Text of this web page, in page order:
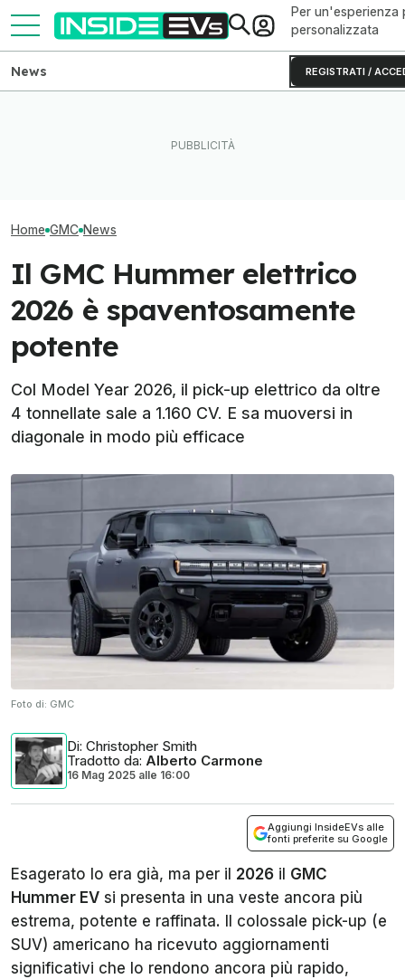
Per un'esperienza
personalizzata
REGISTRATI /
News
Home GMC News
Il GMC Hummer elettrico
2026 è spaventosamente
potente
Col Model Year 2026, il pick-up elettrico da oltre
4 tonnellate sale a 1.160 CV. E sa muoversi in
diagonale in modo più efficace
Foto di: GMC
Di: Christopher Smith
Tradotto da: Alberto Carmone
16 Mag 2025 alle 16:00
Aggiungi InsideEVs alle
fonti preferite su Google
Esagerato lo era già, ma per il 2026 il GMC
Hummer EV si presenta in una veste ancora più
estrema, potente e raffinata. Il colossale pick-up (e
SUV) americano ha ricevuto aggiornamenti
significativi che lo rendono ancora più rapido,